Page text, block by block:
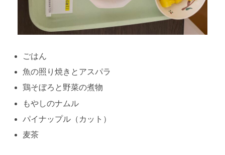
ごはん
魚の照り焼きとアスパラ
鶏そぼろと野菜の煮物
もやしのナムル
パイナップル（カット）
麦茶